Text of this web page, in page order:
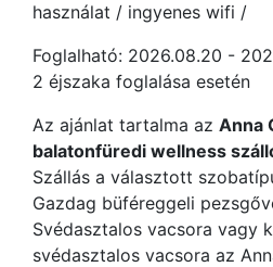
használat / ingyenes wifi /
Foglalható: 2026.08.20 -
2 éjszaka foglalása esetén
Az ajánlat tartalma az Anna
balatonfüredi wellness
Szállás a választott
Gazdag büféreggeli
Svédasztalos vacsora vagy
svédasztalos vacsora az